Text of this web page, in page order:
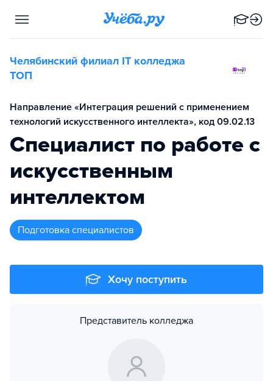
Челябинский филиал IT колледжа
TOП
Направление «Интеграция решений с применением
технологий искусственного интеллекта», код 09.02.13
Специалист по работе с
искусственным
интеллектом
подготовка специалистов
Хочу поступить
Представитель колледжа